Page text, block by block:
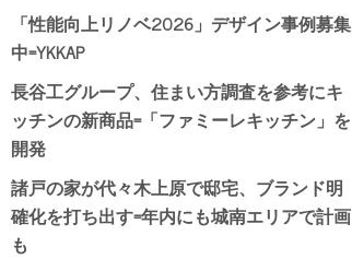
「性能向上リノベ2026」デザイン事例募集
中=YKKAP
長谷工グループ、住まい方調査を参考にキ
ッチンの新商品=「ファミーレキッチン」を
開発
諸戸の家が代々木上原で邸宅、ブランド明
確化を打ち出す=年内にも城南エリアで計画
も